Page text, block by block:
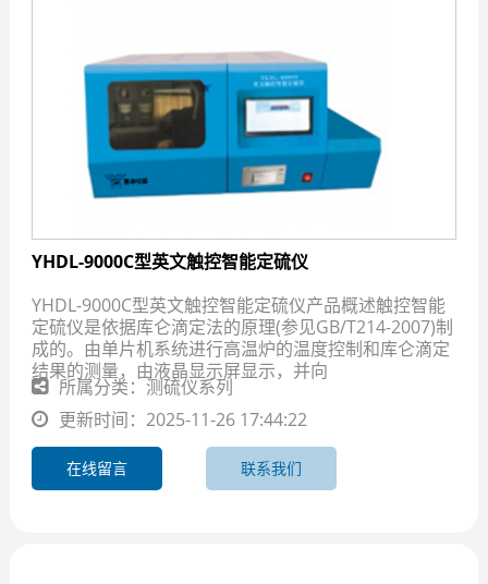
YHDL-9000C型英文触控智能定硫仪
YHDL-9000C型英文触控智能定硫仪产品概述触控智能
定硫仪是依据库仑滴定法的原理(参见GB/T214-2007)制
成的。由单片机系统进行高温炉的温度控制和库仑滴定
结果的测量，由液晶显示屏显示，并向
所属分类：测硫仪系列
更新时间：2025-11-26 17:44:22
在线留言 联系我们